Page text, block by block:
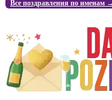
Все поздравления по именам →